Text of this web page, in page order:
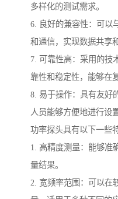
多样化的测试需求。
6. 良好的兼容性：可以
和通信，实现数据共享
7. 可靠性高：采用的技
靠性和稳定性，能够在
8. 易于操作：具有友好
人员能够方便地进行设
功率探头具有以下一些
1. 高精度测量：能够准
量结果。
2. 宽频率范围：可以在